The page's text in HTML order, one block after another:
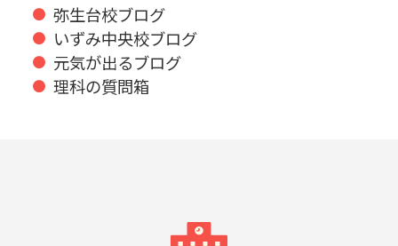
弥生台校ブログ
いずみ中央校ブログ
元気が出るブログ
理科の質問箱